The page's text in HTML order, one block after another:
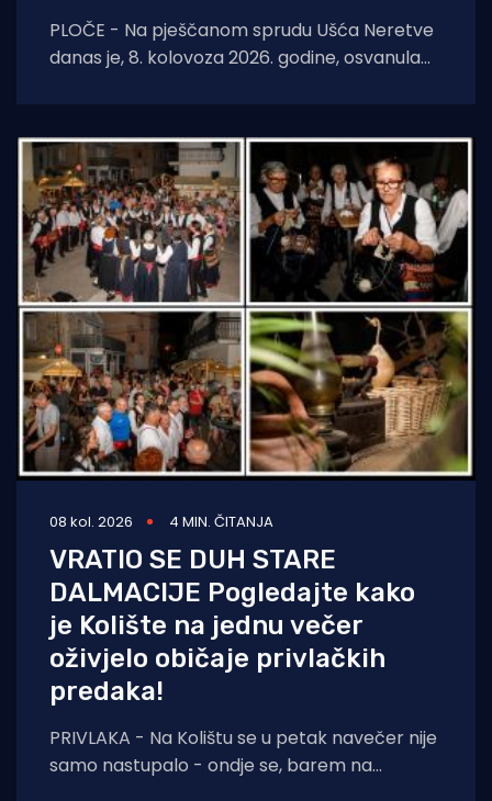
PLOČE - Na pješčanom sprudu Ušća Neretve
danas je, 8. kolovoza 2026. godine, osvanula
08 kol. 2026 4 MIN. ČITANJA
VRATIO SE DUH STARE
DALMACIJE Pogledajte kako
je Kolište na jednu večer
oživjelo običaje privlačkih
predaka!
PRIVLAKA - Na Kolištu se u petak navečer nije
samo nastupalo - ondje se, barem na